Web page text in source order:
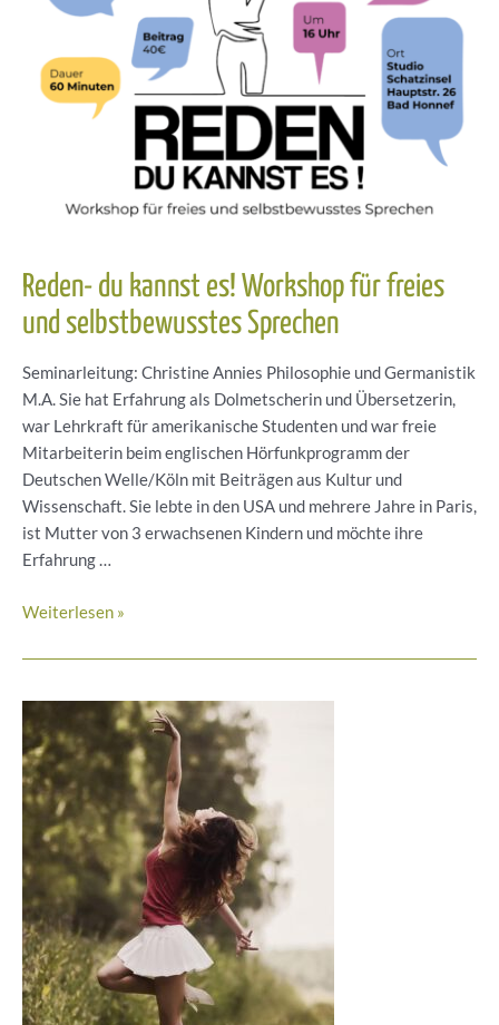
Melitta
Reden- du kannst es! Workshop für freies
und selbstbewusstes Sprechen
Seminarleitung: Christine Annies Philosophie und Germanistik
M.A. Sie hat Erfahrung als Dolmetscherin und Übersetzerin,
war Lehrkraft für amerikanische Studenten und war freie
Mitarbeiterin beim englischen Hörfunkprogramm der
Deutschen Welle/Köln mit Beiträgen aus Kultur und
Wissenschaft. Sie lebte in den USA und mehrere Jahre in Paris,
ist Mutter von 3 erwachsenen Kindern und möchte ihre
Erfahrung …
Reden-
kannst
Workshop
für
freies
und
selbstbewusstes
Sprechen
Weiterlesen »